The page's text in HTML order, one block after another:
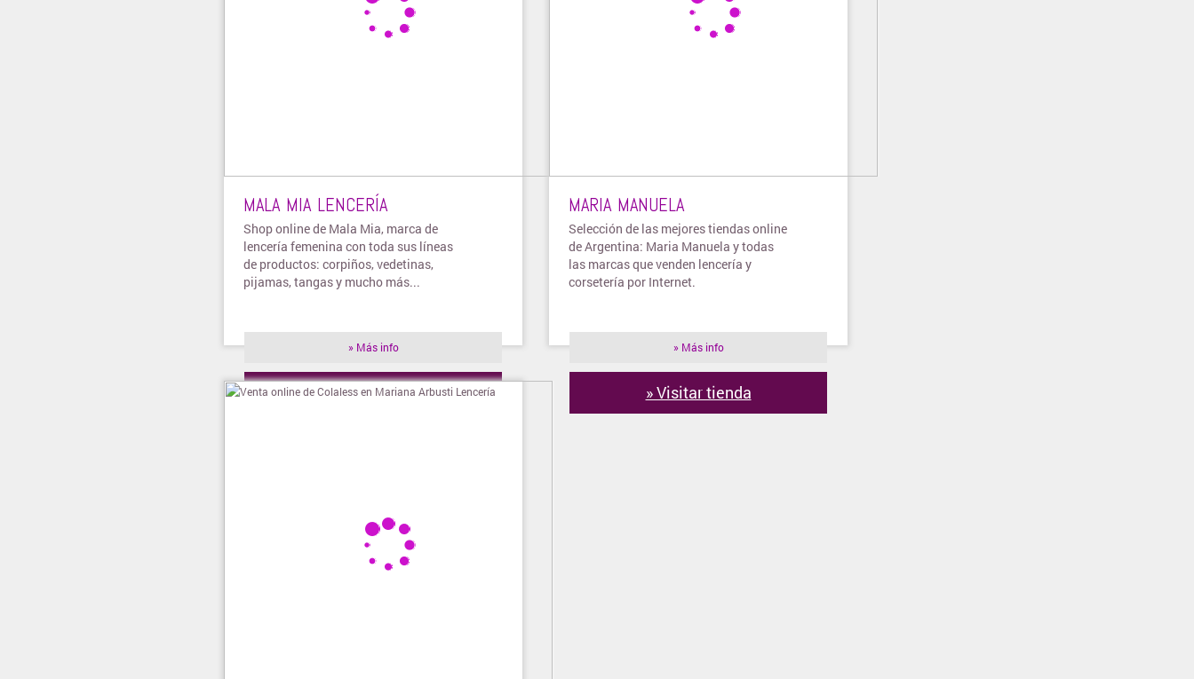
MALA MIA LENCERÍA
Shop online de Mala Mia, marca de
lencería femenina con toda sus líneas
de productos: corpiños, vedetinas,
pijamas, tangas y mucho más...
» Más info
» Visitar tienda
MARIA MANUELA
Selección de las mejores tiendas online
de Argentina: Maria Manuela y todas
las marcas que venden lencería y
corsetería por Internet.
» Más info
» Visitar tienda